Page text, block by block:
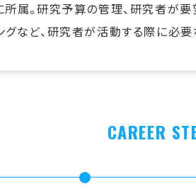
属。研究予算の管理、研究者が
など、研究者が活動する際に必
CAREER